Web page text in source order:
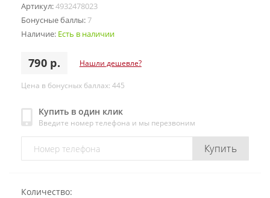
Артикул:4932478023
Бонусные баллы:7
Наличие: Есть в наличии
790 р. Нашли дешевле?
Цена в бонусных баллах: 445
Купить в один клик
Введите номер телефона и мы перезвоним
Купить
Количество: